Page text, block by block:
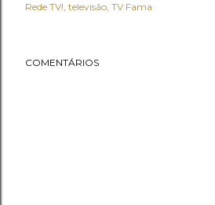
Rede TV! televisão TV Fama
COMENTÁRIOS